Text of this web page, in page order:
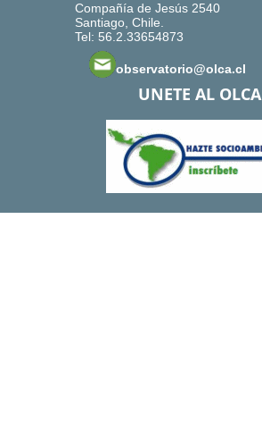
Compañía de Jesús 2540
Santiago, Chile.
Tel: 56.2.33654873
observatorio@olca.cl
UNETE AL OLCA